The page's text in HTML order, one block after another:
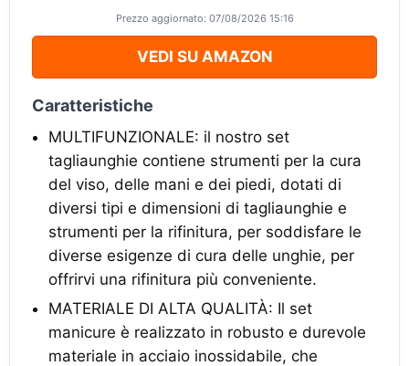
Prezzo aggiornato: 07/08/2026 15:16
VEDI SU AMAZON
Caratteristiche
MULTIFUNZIONALE: il nostro set
tagliaunghie contiene strumenti per la cura
del viso, delle mani e dei piedi, dotati di
diversi tipi e dimensioni di tagliaunghie e
strumenti per la rifinitura, per soddisfare le
diverse esigenze di cura delle unghie, per
offrirvi una rifinitura più conveniente.
MATERIALE DI ALTA QUALITÀ: Il set
manicure è realizzato in robusto e durevole
materiale in acciaio inossidabile, che